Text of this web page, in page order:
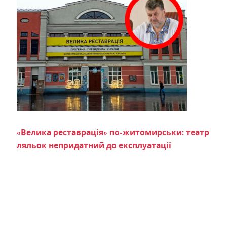
«Велика реставрація» по-житомирськи: театр
ляльок непридатний до експлуатації